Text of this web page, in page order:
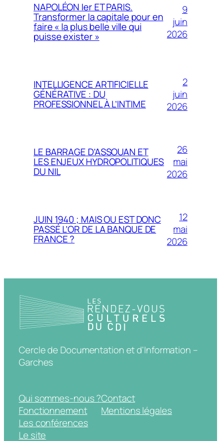
NAPOLÉON Ier ET PARIS.
Transformer la capitale pour en
faire « la plus belle ville qui
puisse exister »
9
juin
2026
INTELLIGENCE ARTIFICIELLE
GÉNÉRATIVE : DU
PROFESSIONNEL À L’INTIME
2
juin
2026
LE BARRAGE D’ASSOUAN ET
LES ENJEUX HYDROPOLITIQUES
DU NIL
26
mai
2026
JUIN 1940 ; MAIS OU EST DONC
PASSÉ L’OR DE LA BANQUE DE
FRANCE ?
12
mai
2026
Cercle de Documentation et d'Information –
Garches
Qui sommes-nous ?
Fonctionnement
Les conférences
Le site
Contact
Mentions légales